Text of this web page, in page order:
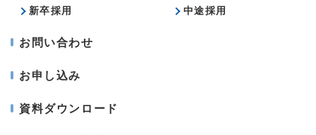
新卒採用 中途採用
お問い合わせ
お申し込み
資料ダウンロード